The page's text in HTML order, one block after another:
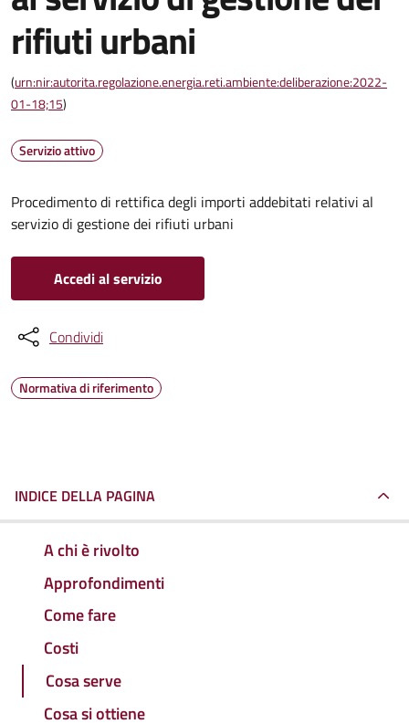
rifiuti urbani
(urn:nir:autorita.regolazione.energia.reti.ambiente:deliberazione:2022-
01-18;15)
Servizio attivo
Procedimento di rettifica degli importi addebitati relativi al
servizio di gestione dei rifiuti urbani
Accedi al servizio
Condividi
Normativa di riferimento
INDICE DELLA PAGINA
A chi è rivolto
Approfondimenti
Come fare
Costi
Cosa serve
Cosa si ottiene